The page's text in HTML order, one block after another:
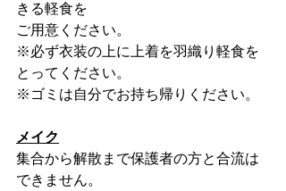
きる軽食を
ご用意ください。
※必ず衣装の上に上着を羽織り軽食を
とってください。
※ゴミは自分でお持ち帰りください。
メイク
集合から解散まで保護者の方と合流は
できません。